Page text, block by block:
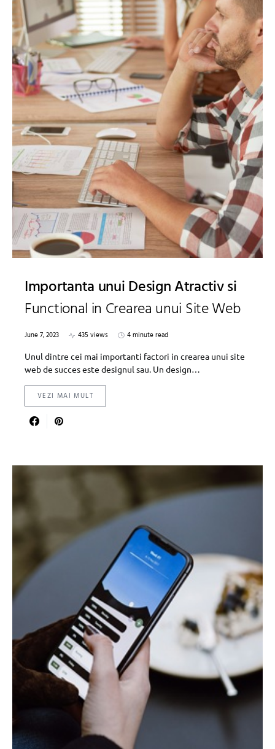
Importanta unui Design Atractiv si
Functional in Crearea unui Site Web
June 7, 2023 435 views
4 minute read
Unul dintre cei mai importanti factori in crearea unui site
web de succes este designul sau. Un design…
VEZI MAI MULT